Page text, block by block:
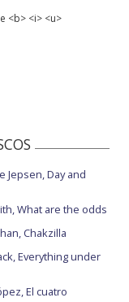
<b> <i> <u>
Jepsen, Day and
What are the odds
Chakzilla
Everything under
El cuatro